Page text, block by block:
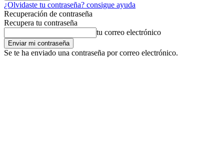
¿Olvidaste tu contraseña? consigue ayuda
Recuperación de contraseña
Recupera tu contraseña
tu correo electrónico
Se te ha enviado una contraseña por correo electrónico.